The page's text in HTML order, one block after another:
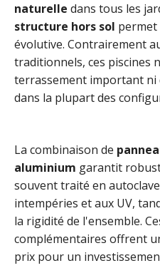
naturelle dans tous les
structure hors sol
évolutive. Contrairement
traditionnels, ces piscines
terrassement important ni
dans la plupart des
La combinaison de
aluminium garantit
souvent traité en
intempéries et aux UV,
la rigidité de l'ensemble.
complémentaires offrent
prix pour un